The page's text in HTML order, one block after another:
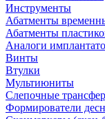
Инструменты
Абатменты
Абатменты
Аналоги
Винты
Втулки
Мультиюниты
Слепочные
Формирователи